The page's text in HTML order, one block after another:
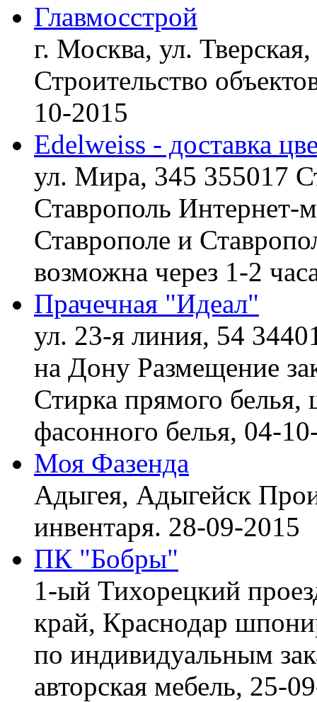
Главмосстрой
г. Москва, ул.
Строительство
10-2015
Edelweiss - доставка
ул. Мира, 345 355017
Ставрополь Интернет-
Ставрополе и
возможна через 1-2
Прачечная "Идеал"
ул. 23-я линия, 54
на Дону Размещение
Стирка прямого
фасонного белья, 04-
Моя Фазенда
Адыгея, Адыгейск
инвентаря. 28-09-2015
ПК "Бобры"
1-ый Тихорецкий
край, Краснодар
по индивидуальным
авторская мебель, 25-